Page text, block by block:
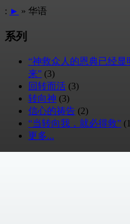
: ► » 华语
系列
“神救众人的恩典已经显
来” (3)
回转而活 (3)
转向神 (3)
信心的祷告 (2)
“当转向我，就必得救”
更多...